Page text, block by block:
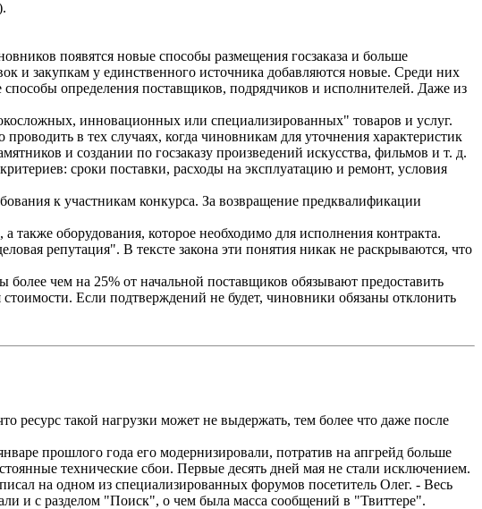
появятся новые способы размещения госзаказа и больше
и закупкам у единственного источника добавляются новые. Среди них
определения поставщиков, подрядчиков и исполнителей. Даже из
инновационных или специализированных" товаров и услуг.
в тех случаях, когда чиновникам для уточнения характеристик
и создании по госзаказу произведений искусства, фильмов и т. д.
сроки поставки, расходы на эксплуатацию и ремонт, условия
к участникам конкурса. За возвращение предквалификации
также оборудования, которое необходимо для исполнения контракта.
репутация". В тексте закона эти понятия никак не раскрываются, что
чем на 25% от начальной поставщиков обязывают предоставить
Если подтверждений не будет, чиновники обязаны отклонить
такой нагрузки может не выдержать, тем более что даже после
прошлого года его модернизировали, потратив на апгрейд больше
технические сбои. Первые десять дней мая не стали исключением.
на одном из специализированных форумов посетитель Олег. - Весь
и с разделом "Поиск", о чем была масса сообщений в "Твиттере".